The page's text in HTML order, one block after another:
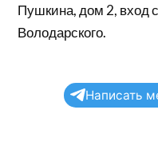
Пушкина, дом 2, вход
Володарского.
Написать